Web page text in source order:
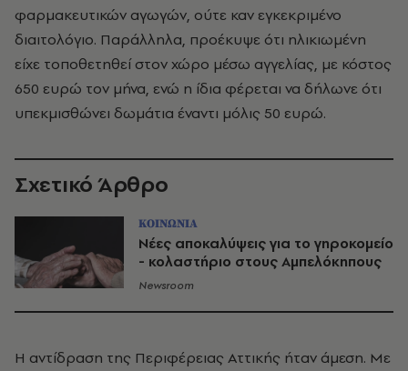
φαρμακευτικών αγωγών, ούτε καν εγκεκριμένο
διαιτολόγιο. Παράλληλα, προέκυψε ότι ηλικιωμένη
είχε τοποθετηθεί στον χώρο μέσω αγγελίας, με κόστος
650 ευρώ τον μήνα, ενώ η ίδια φέρεται να δήλωνε ότι
υπεκμισθώνει δωμάτια έναντι μόλις 50 ευρώ.
Σχετικό Άρθρο
ΚΟΙΝΩΝΙΑ
Νέες αποκαλύψεις για το γηροκομείο
- κολαστήριο στους Αμπελόκηπους
Newsroom
Η αντίδραση της Περιφέρειας Αττικής ήταν άμεση. Με